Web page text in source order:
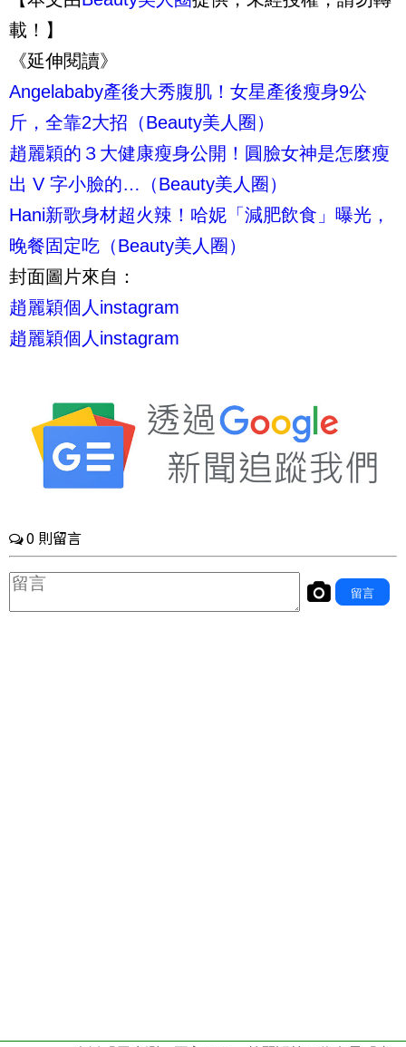
載！】
《延伸閱讀》
Angelababy產後大秀腹肌！女星產後瘦身9公
斤，全靠2大招（Beauty美人圈）
趙麗穎的３大健康瘦身公開！圓臉女神是怎麼瘦
出 V 字小臉的…（Beauty美人圈）
Hani新歌身材超火辣！哈妮「減肥飲食」曝光，
晚餐固定吃（Beauty美人圈）
封面圖片來自：
趙麗穎個人instagram
趙麗穎個人instagram